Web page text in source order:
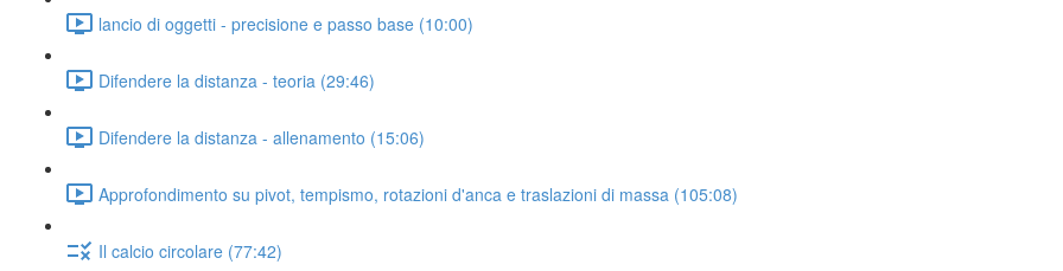
lancio di oggetti - precisione e passo base (10:00)
Difendere la distanza - teoria (29:46)
Difendere la distanza - allenamento (15:06)
Approfondimento su pivot, tempismo, rotazioni d'anca e traslazioni di massa (105:08)
Il calcio circolare (77:42)